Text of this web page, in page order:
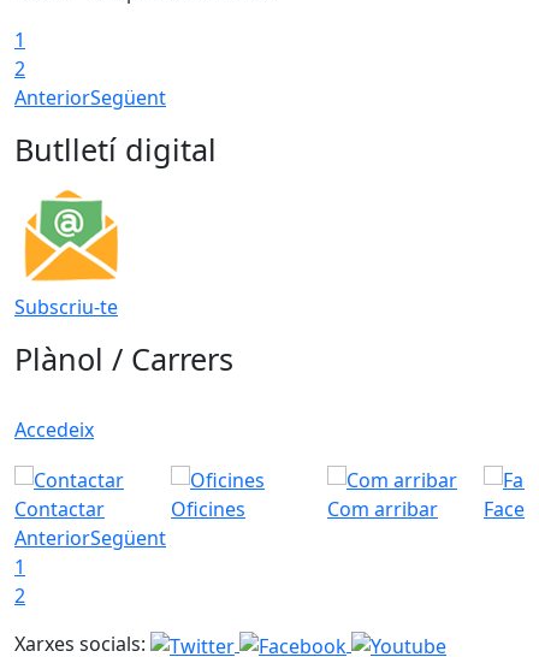
1
2
AnteriorSegüent
Butlletí digital
Subscriu-te
Plànol / Carrers
Accedeix
Contactar Oficines Com arribar
AnteriorSegüent
1
2
Xarxes socials: